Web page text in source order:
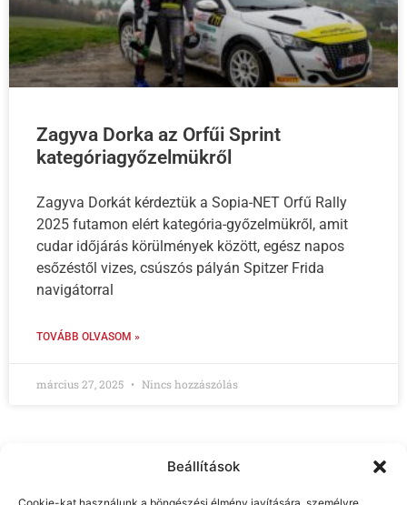
Beállítások
Zagyva Dorka az Orfűi Sprint
kategóriagyőzelmükről
Zagyva Dorkát kérdeztük a Sopia-NET Orfű Rally
2025 futamon elért kategória-győzelmükről, amit
cudar időjárás körülmények között, egész napos
esőzéstől vizes, csúszós pályán Spitzer Frida
navigátorral
TOVÁBB OLVASOM »
március 27, 2025 Nincs hozzászólás